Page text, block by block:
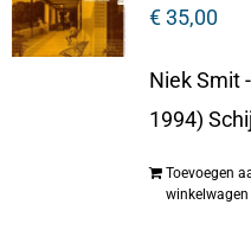
€35,00
Niek Smit
1994)
Toevoegen
winkelwagen